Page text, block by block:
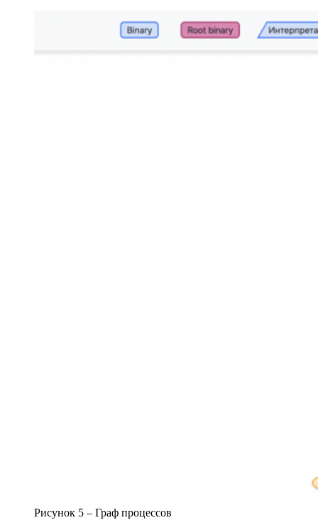
Рисунок 5 – Граф процессов